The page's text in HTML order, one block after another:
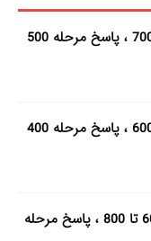
جواب آمیرزا مرحله 500 تا 700 ، پاسخ مرحله 500
جواب آمیرزا مرحله 400 تا 600 ، پاسخ مرحله 400
جواب بازی آمیرزا مرحله 600 تا 800 ، پاسخ مرحله